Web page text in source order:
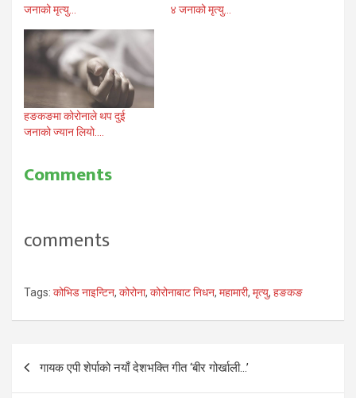
जनाको मृत्यु…
४ जनाको मृत्यु…
हङकङमा कोरोनाले थप दुई
जनाको ज्यान लियो….
Comments
comments
Tags: कोभिड नाइन्टिन, कोरोना, कोरोनाबाट निधन, महामारी, मृत्यु, हङकङ
Post
navigation
गायक एपी शेर्पाको नयाँ देशभक्ति गीत ‘बीर गोर्खाली…’